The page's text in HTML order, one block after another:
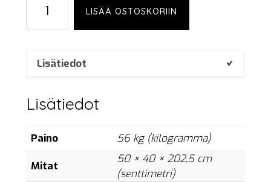
6x4
white
LISÄÄ OSTOSKORIIN
Lisätiedot
Lisätiedot
Paino
56 kg (kilogramma)
Mitat
50 × 40 × 202,5 cm
(senttimetri)